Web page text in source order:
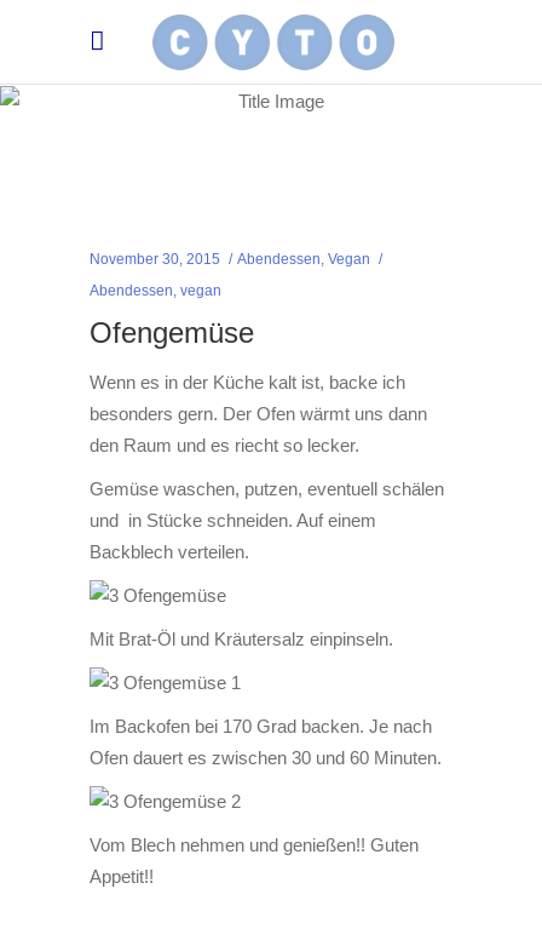
November 30, 2015 Abendessen, Vegan
Abendessen, vegan
Ofengemüse
Wenn es in der Küche kalt ist, backe ich
besonders gern. Der Ofen wärmt uns dann
den Raum und es riecht so lecker.
Gemüse waschen, putzen, eventuell schälen
und in Stücke schneiden. Auf einem
Backblech verteilen.
Mit Brat-Öl und Kräutersalz einpinseln.
Im Backofen bei 170 Grad backen. Je nach
Ofen dauert es zwischen 30 und 60 Minuten.
Vom Blech nehmen und genießen!! Guten
Appetit!!